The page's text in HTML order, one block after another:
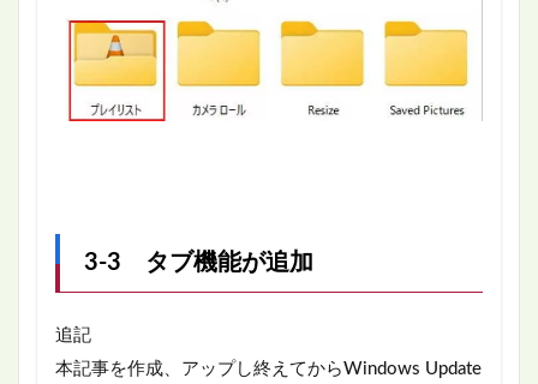
3-3 タブ機能が追加
追記
本記事を作成、アップし終えてからWindows Update